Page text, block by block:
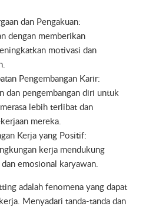
dan Pengakuan:
dengan memberikan
motivasi dan
Pengembangan Karir:
dan pengembangan diri untuk
lebih terlibat dan
mereka.
Kerja yang Positif:
kerja mendukung
emosional karyawan.
adalah fenomena yang dapat
Menyadari tanda-tanda dan